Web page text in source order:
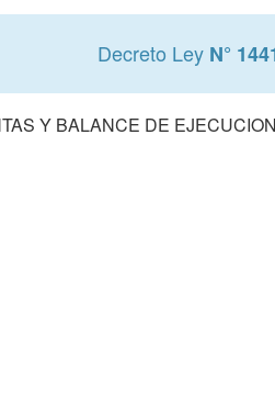
Decreto Ley N°
Y BALANCE DE